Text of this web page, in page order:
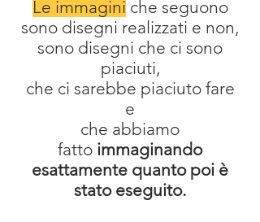
Le immagini che seguono
sono disegni realizzati e non,
sono disegni che ci sono
piaciuti,
che ci sarebbe piaciuto fare
e
che abbiamo
fatto immaginando
esattamente quanto poi è
stato eseguito.